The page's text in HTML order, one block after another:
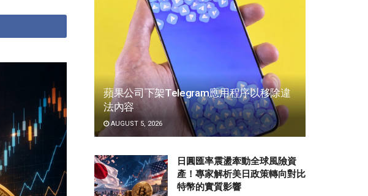
蘋果公司下架Telegram應用程序以移除違
法內容
AUGUST 5, 2026
日圓匯率震盪牽動全球風險資
產！專家解析美日政策轉向對比
特幣的實質影響